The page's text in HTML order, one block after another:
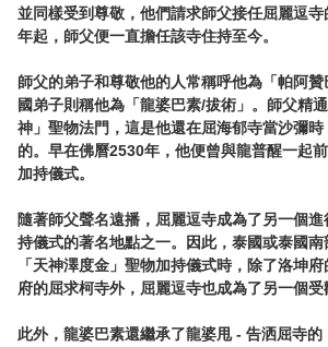
並同樣受到尊敬，他們請求師父接任屈麗逗
年起，師父便一直擔任該寺住持至今。
師父的弟子和尊敬他的人常稱呼他為「帕阿
國弟子則稱他為「龍婆巴素/拔術」。師父精
神」聖物法門，這是他還在屈海郁寺當沙彌
的。早在佛曆2530年，他便曾與龍普醒一起
加持儀式。
隨著師父聲名遠播，屈麗逗寺成為了另一個
持儀式的著名地點之一。因此，泰國或泰國
「天神澤度金」聖物加持儀式時，除了洛坤
府的屈求柯寺外，屈麗逗寺也成為了另一個受
此外，龍婆巴素還繼承了龍婆甩 - 告洒屈寺